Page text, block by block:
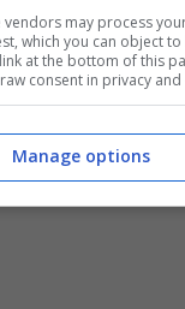
vendors may process
which you can object
at the bottom of this
consent in privacy
Manage options